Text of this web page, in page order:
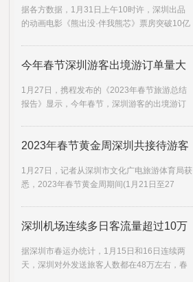
据各方数据，1月31日上午10时许，深圳出品
的动画电影《熊出没·伴我熊芯》票房突破10亿
今年春节深圳游客出境游订单量大
1月27日，携程发布的《2023年春节旅游总结
报告》显示，今年春节，深圳游客的出境游订
2023年春节黄金周深圳共接待游客
1月27日，记者从深圳市文化广电旅游体育局获
悉，2023年春节黄金周期间(1月21日至27
深圳机场连续多日客流量超过10万
据深圳市春运办统计，1月15日和16日连续两
天，深圳对外发送旅客人数都在48万左右，春